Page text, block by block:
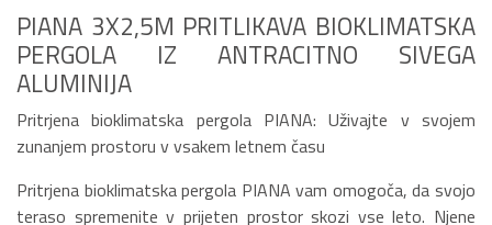
PIANA 3X2,5M PRITLIKAVA BIOKLIMATSKA
PERGOLA IZ ANTRACITNO SIVEGA
ALUMINIJA
Pritrjena bioklimatska pergola PIANA: Uživajte v svojem
zunanjem prostoru v vsakem letnem času
Pritrjena bioklimatska pergola PIANA vam omogoča, da svojo
teraso spremenite v prijeten prostor skozi vse leto. Njene